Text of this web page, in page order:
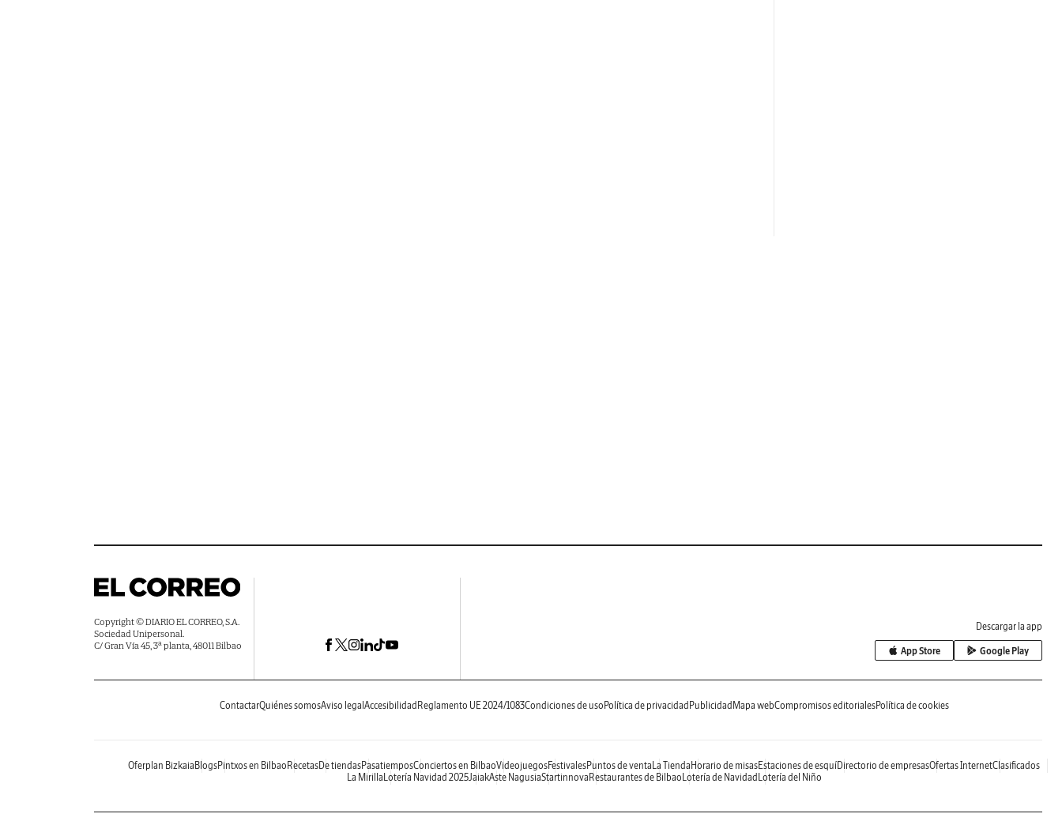
Copyright © DIARIO EL CORREO, S.A.
Sociedad Unipersonal.
C/ Gran Vía 45, 3ª planta, 48011 Bilbao
Descargar la app
App Store Google Play
ContactarQuiénes somosAviso legal Accesibilidad Reglamento UE 2024/1083Condiciones de uso Política de privacidad Publicidad Mapa webCompromisos editorialesPolítica de cookies
Oferplan Bizkaia BlogsPintxos en Bilbao RecetasDe tiendasPasatiemposConciertos en BilbaoVideojuegosFestivalesPuntos de venta La Tienda Horario de misasEstaciones de esquíDirectorio de empresasOfertas InternetClasificados
La Mirilla Lotería Navidad 2025JaiakAste NagusiaStartinnova Restaurantes de Bilbao Lotería de Navidad Lotería del Niño